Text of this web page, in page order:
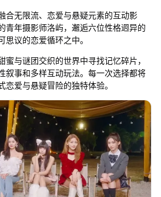
合无限流、恋爱与悬疑元素的互动影
青年摄影师洛屿，邂逅六位性格迥异的
议的恋爱循环之中。
蜜与谜团交织的世界中寻找记忆碎片，
叙事和多样互动玩法。每一次选择都将
爱与悬疑冒险的独特体验。